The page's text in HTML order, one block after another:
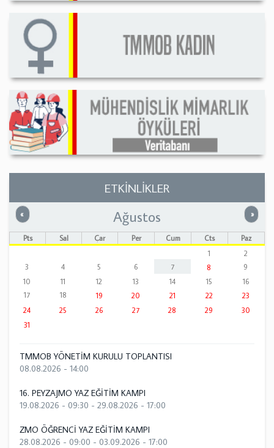
ETKİNLİKLER
« Önceki »
Ağustos
Pts Sal Çar Per Cum Cts
Paz
1
2
3
4 5 6 7 8
9
10
11 12 13 14 15
16
17
18 19 20 21 22
23
24
25 26 27 28 29
30
31
TMMOB YÖNETİM KURULU TOPLANTISI
08.08.2026 - 14:00
16. PEYZAJMO YAZ EĞİTİM KAMPI
19.08.2026 - 09:30 - 29.08.2026 - 17:00
ZMO ÖĞRENCİ YAZ EĞİTİM KAMPI
28.08.2026 - 09:00 - 03.09.2026 - 17:00